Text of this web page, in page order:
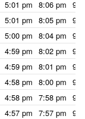
5:01 pm 8:06 pm
5:01 pm 8:05 pm
5:00 pm 8:04 pm
4:59 pm 8:02 pm
4:59 pm 8:01 pm
4:58 pm 8:00 pm
4:58 pm 7:58 pm
4:57 pm 7:57 pm